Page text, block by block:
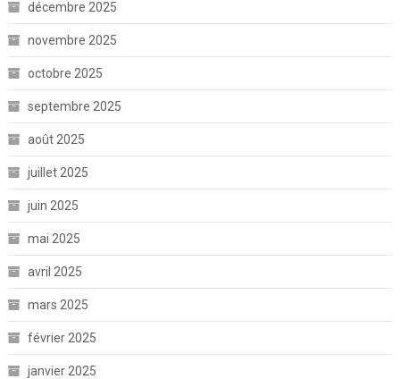
décembre 2025
novembre 2025
octobre 2025
septembre 2025
août 2025
juillet 2025
juin 2025
mai 2025
avril 2025
mars 2025
février 2025
janvier 2025